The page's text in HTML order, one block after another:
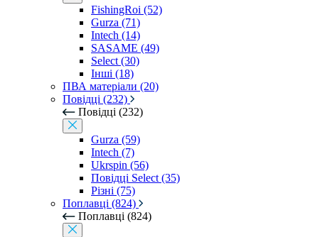
FishingRoi (52)
Gurza (71)
Intech (14)
SASAME (49)
Select (30)
Інші (18)
ПВА матеріали (20)
Повідці (232)
Повідці (232)
Gurza (59)
Intech (7)
Ukrspin (56)
Повідці Select (35)
Різні (75)
Поплавці (824)
Поплавці (824)